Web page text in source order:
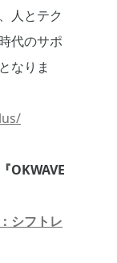
人とテク
代のサポ
なりま
OKWAVE
シフトレ